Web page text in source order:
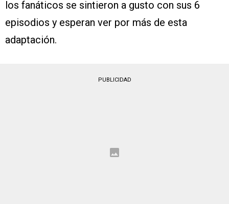
los fanáticos se sintieron a gusto con sus 6
episodios y esperan ver por más de esta
adaptación.
PUBLICIDAD